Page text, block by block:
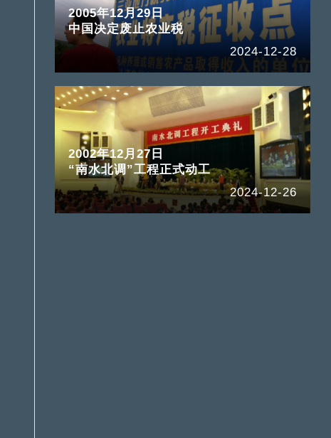
2005年12月29日
中国决定废止农业税
2024-12-28
2002年12月27日
“南水北调”工程正式动工
2024-12-26